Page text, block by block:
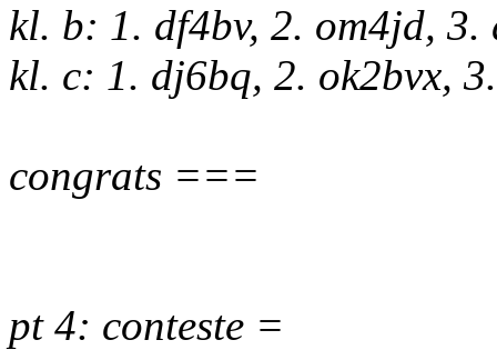
kl. b: 1. df4bv, 2. om4jd,
kl. c: 1. dj6bq, 2. ok2bvx,
congrats ===
pt 4: conteste =